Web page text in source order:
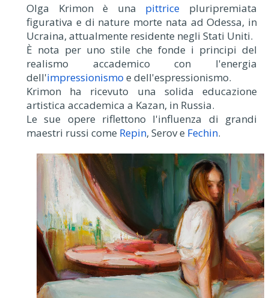
Olga Krimon è una pittrice pluripremiata
figurativa e di nature morte nata ad Odessa, in
Ucraina, attualmente residente negli Stati Uniti.
È nota per uno stile che fonde i principi del
realismo accademico con l'energia
dell'impressionismo e dell'espressionismo.
Krimon ha ricevuto una solida educazione
artistica accademica a Kazan, in Russia.
Le sue opere riflettono l'influenza di grandi
maestri russi come Repin, Serov e Fechin.